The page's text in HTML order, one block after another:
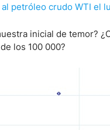
petróleo crudo WTI el
inicial de temor?
los 100 000?